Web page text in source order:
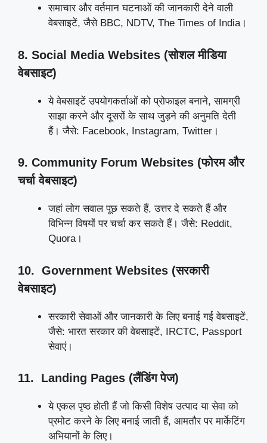
समाचार और वर्तमान घटनाओं की जानकारी देने वाली
वेबसाइटें, जैसे BBC, NDTV, The Times of India।
8. Social Media Websites (सोशल मीडिया
वेबसाइट)
ये वेबसाइटें उपयोगकर्ताओं को प्रोफाइल बनाने, सामग्री
साझा करने और दूसरों के साथ जुड़ने की अनुमति देती
हैं। जैसे: Facebook, Instagram, Twitter।
9. Community Forum Websites (फोरम और
चर्चा वेबसाइट)
जहां लोग सवाल पूछ सकते हैं, उत्तर दे सकते हैं और
विभिन्न विषयों पर चर्चा कर सकते हैं। जैसे: Reddit,
Quora।
10. Government Websites (सरकारी
वेबसाइट)
सरकारी सेवाओं और जानकारी के लिए बनाई गई वेबसाइटें,
जैसे: भारत सरकार की वेबसाइटें, IRCTC, Passport
सेवाएं।
11. Landing Pages (लैंडिंग पेज)
ये एकल पृष्ठ होती हैं जो किसी विशेष उत्पाद या सेवा को
प्रमोट करने के लिए बनाई जाती हैं, आमतौर पर मार्केटिंग
अभियानों के लिए।